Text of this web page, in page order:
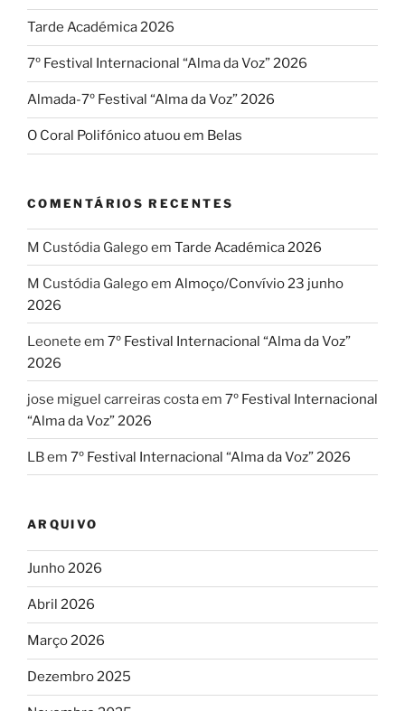
Tarde Académica 2026
7º Festival Internacional “Alma da Voz” 2026
Almada-7º Festival “Alma da Voz” 2026
O Coral Polifónico atuou em Belas
COMENTÁRIOS RECENTES
M Custódia Galegoem Tarde Académica 2026
M Custódia Galegoem Almoço/Convívio 23 junho
2026
Leonete em 7º Festival Internacional “Alma da Voz”
2026
jose miguel carreiras costaem 7º Festival Internacional
“Alma da Voz” 2026
LBem 7º Festival Internacional “Alma da Voz” 2026
ARQUIVO
Junho 2026
Abril 2026
Março 2026
Dezembro 2025